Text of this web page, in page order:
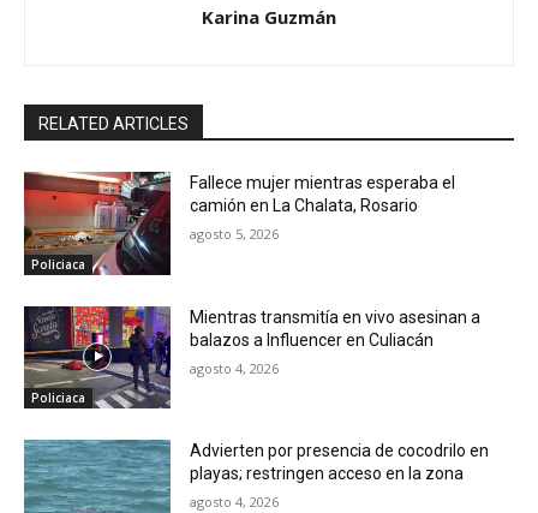
Karina Guzmán
RELATED ARTICLES
Policiaca
Fallece mujer mientras esperaba el
camión en La Chalata, Rosario
agosto 5, 2026
Policiaca
Mientras transmitía en vivo asesinan a
balazos a Influencer en Culiacán
agosto 4, 2026
Advierten por presencia de cocodrilo en
playas; restringen acceso en la zona
agosto 4, 2026